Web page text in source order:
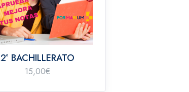
2º BACHILLERATO
15,00€